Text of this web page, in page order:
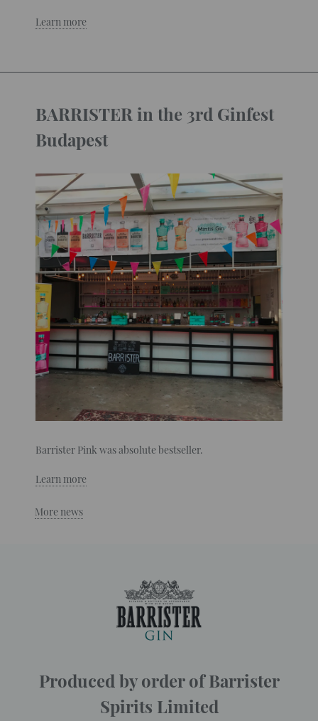
Learn more
BARRISTER in the 3rd Ginfest
Budapest
Barrister Pink was absolute bestseller.
Learn more
More news
Produced by order of Barrister
Spirits Limited